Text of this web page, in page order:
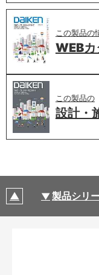
この製品の
WEBカ
この製品の
設計・
製品シリ